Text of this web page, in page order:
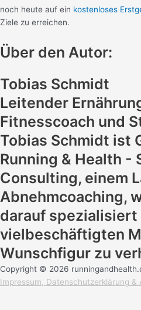
noch heute auf ein kostenloses
Ziele zu erreichen.
Über den Autor:
Tobias Schmidt
Leitender
Fitnesscoach und
Tobias Schmidt ist
Running & Health -
Consulting, einem
Abnehmcoaching,
darauf spezialisiert
vielbeschäftigten
Wunschfigur zu
Copyright © 2026
Impressum,
Datenschutzerklärung &